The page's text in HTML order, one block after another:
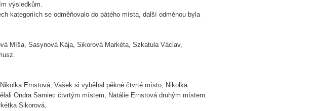
výsledkům.
kategoriích se odměňovalo do pátého místa, další odměnou byla
Míša, Sasynová Kája, Sikorová Markéta, Szkatula Václav,
Ernstová, Vašek si vyběhal pěkné čtvrté místo, Nikolka
Ondra Samiec čtvrtým místem, Natálie Ernstová druhým místem
Sikorová.